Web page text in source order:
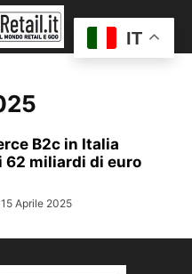
B2c in Italia
62 miliardi di euro
15 Aprile 2025
IT